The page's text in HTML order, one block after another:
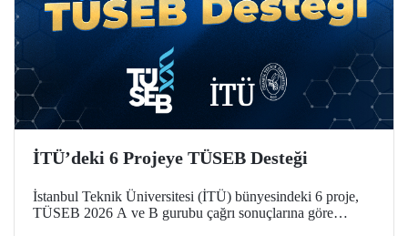
İTÜ’deki 6 Projeye TÜSEB Desteği
İstanbul Teknik Üniversitesi (İTÜ) bünyesindeki 6 proje,
TÜSEB 2026 A ve B gurubu çağrı sonuçlarına göre